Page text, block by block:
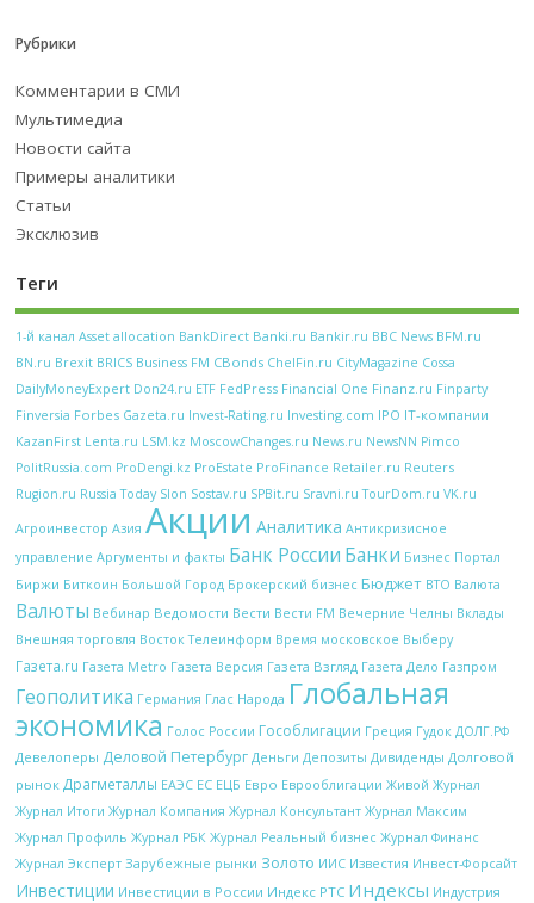
Рубрики
Комментарии в СМИ
Мультимедиа
Новости сайта
Примеры аналитики
Статьи
Эксклюзив
Теги
1-й канал Asset allocation BankDirect Banki.ru Bankir.ru BBC News BFM.ru
BN.ru Brexit BRICS Business FM CBonds ChelFin.ru CityMagazine Cossa
DailyMoneyExpert Don24.ru ETF FedPress Financial One Finanz.ru Finparty
Finversia Forbes Gazeta.ru Invest-Rating.ru Investing.com IPO IT-компании
KazanFirst Lenta.ru LSM.kz MoscowChanges.ru News.ru NewsNN Pimco
PolitRussia.com ProDengi.kz ProEstate ProFinance Retailer.ru Reuters
Rugion.ru Russia Today Slon Sostav.ru SPBit.ru Sravni.ru TourDom.ru VK.ru
Агроинвестор Азия Акции Аналитика Антикризисное
управление Аргументы и факты Банк России Банки Бизнес Портал
Биржи Биткоин Большой Город Брокерский бизнес Бюджет ВТО Валюта
Валюты Вебинар Ведомости Вести Вести FM Вечерние Челны Вклады
Внешняя торговля Восток Телеинформ Время московское Выберу
Газета.ru Газета Metro Газета Версия Газета Взгляд Газета Дело Газпром
Геополитика Германия Глас Народа Глобальная
экономика Голос России Гособлигации Греция Гудок ДОЛГ.РФ
Девелоперы Деловой Петербург Деньги Депозиты Дивиденды Долговой
рынок Драгметаллы ЕАЭС ЕС ЕЦБ Евро Еврооблигации Живой Журнал
Журнал Итоги Журнал Компания Журнал Консультант Журнал Максим
Журнал Профиль Журнал РБК Журнал Реальный бизнес Журнал Финанс
Журнал Эксперт Зарубежные рынки Золото ИИС Известия Инвест-Форсайт
Инвестиции Инвестиции в России Индекс РТС Индексы Индустрия